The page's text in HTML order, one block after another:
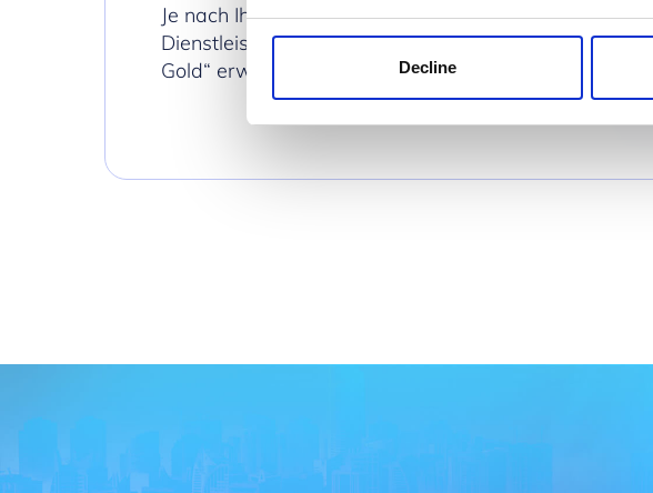
Decline
Je nach Ihren Anforderungen können Sie diese
Dienstleistungen in den Varianten „Bronze, Silber oder
Gold“ erwerben.